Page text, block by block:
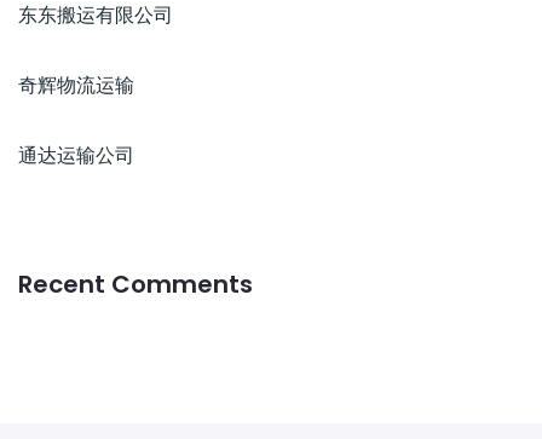
东东搬运有限公司
奇辉物流运输
通达运输公司
Recent Comments